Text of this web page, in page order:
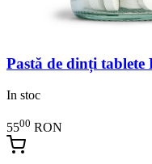
Pastă de dinți
In stoc
5500 RON